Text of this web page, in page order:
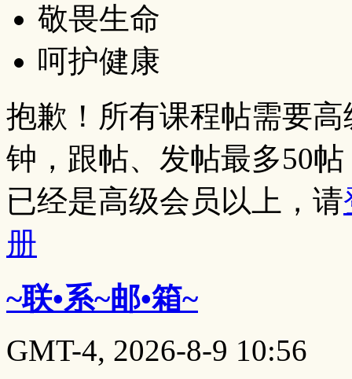
敬畏生命
呵护健康
抱歉！所有课程帖需要
钟，跟帖、发帖最多50
已经是高级会员以上，请
册
~联•系~邮•箱~
GMT-4, 2026-8-9 10:56